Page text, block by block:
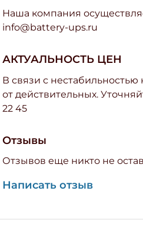
Наша компания
info@battery-ups.ru
АКТУАЛЬНОСТЬ ЦЕН
В связи с нестабильностью
от действительных.
22 45
Отзывы
Отзывов еще никто не
Написать отзыв